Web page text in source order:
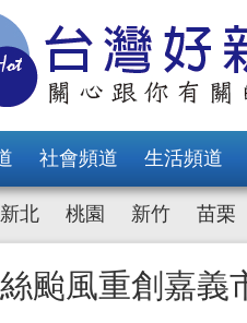
社會頻道 生活頻道
新北 桃園 新竹 苗栗
颱風重創嘉